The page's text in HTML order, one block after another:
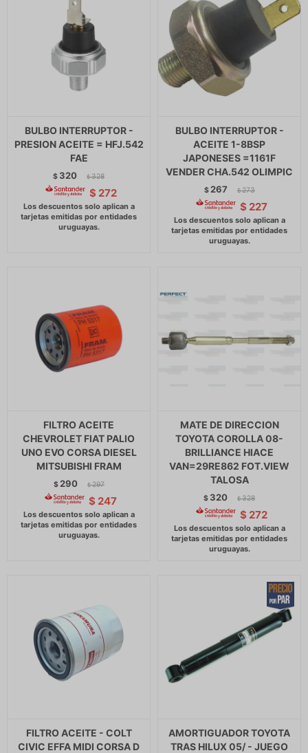
BULBO INTERRUPTOR -
PRESION ACEITE = HFJ.542
FAE
$ 320 $ 328
$ 272
BULBO INTERRUPTOR -
ACEITE 1-8BSP
JAPONESES =1161F
VENDER CHA.542 OLIMPIC
$ 267 $ 273
$ 227
FILTRO ACEITE
CHEVROLET FIAT PALIO
UNO EVO CORSA DIESEL
MITSUBISHI FRAM
$ 290 $ 297
$ 247
MATE DE DIRECCION
TOYOTA COROLLA 08-
BRILLIANCE HIACE
VAN=29RE862 FOT.VIEW
TALOSA
$ 320 $ 328
$ 272
FILTRO ACEITE - COLT
CIVIC EFFA MIDI CORSA D
AMORTIGUADOR TOYOTA
TRAS HILUX 05/ - JUEGO